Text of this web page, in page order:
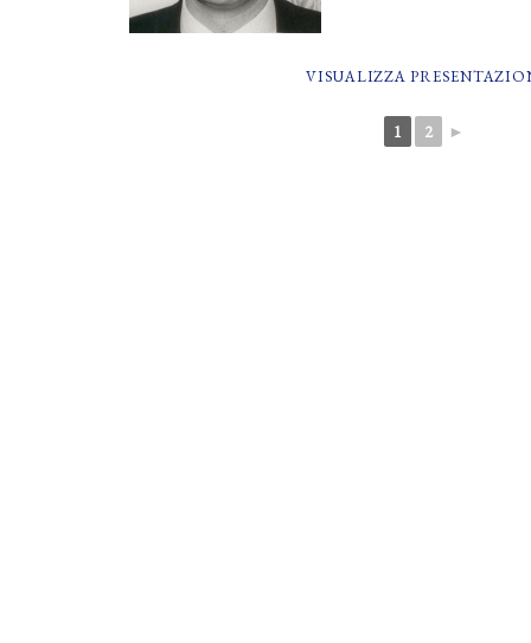
VISUALIZZA
1 2 ►